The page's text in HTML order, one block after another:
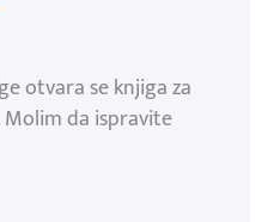
otvara se knjiga za
da ispravite